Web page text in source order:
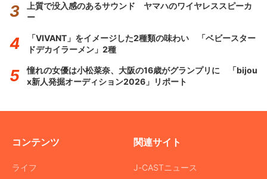
上質で没入感のあるサウンド ヤマハのワイヤレススピーカ
ー
「VIVANT」をイメージした2種類の味わい 「ベビースター
ドデカイラーメン」2種
憧れの女優は小松菜奈、大阪の16歳がグランプリに 「bijou
x新人発掘オーディション2026」リポート
コンテンツ
ライフ
関連サイト
J-CASTニュース